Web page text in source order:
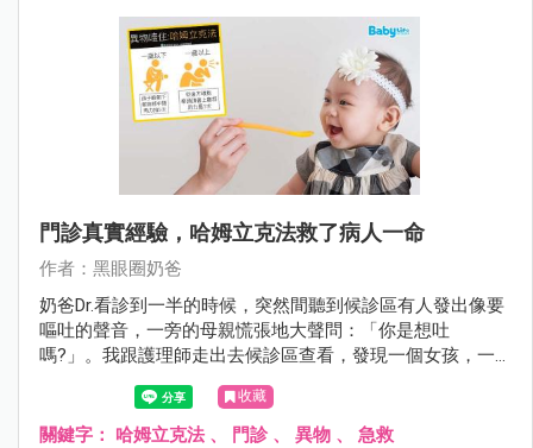
門診真實經驗，哈姆立克法救了病人一命
作者：黑眼圈奶爸
奶爸Dr.看診到一半的時候，突然間聽到候診區有人發出像要
嘔吐的聲音，一旁的母親慌張地大聲問：「你是想吐
嗎?」。我跟護理師走出去候診區查看，發現一個女孩，一
手捏著自己的喉嚨，另外一手像是溺水般在空中抓東西，好
像很辛苦，在掙扎一樣，沒有辦法說話呼吸，雙腳站不穩，
不斷地亂抓，想要拼命呼吸、求救。
收藏
關鍵字： 哈姆立克法 、 門診 、 異物 、 急救